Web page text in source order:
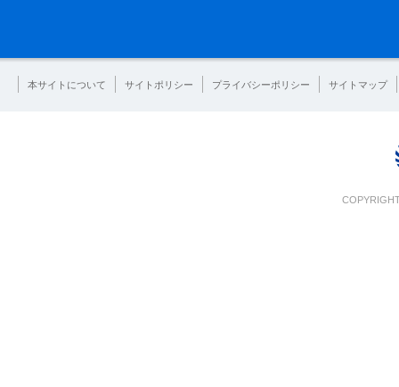
本サイトについて サイトポリシー プライバシーポリシー サイトマップ